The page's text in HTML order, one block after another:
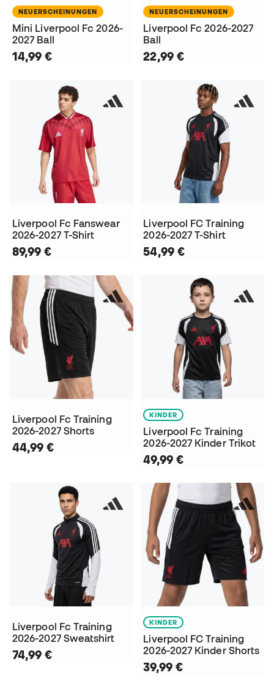
NEUERSCHEINUNGEN
Mini Liverpool Fc 2026-
2027 Ball
14,99 €
NEUERSCHEINUNGEN
Liverpool Fc 2026-2027
Ball
22,99 €
Liverpool Fc Fanswear
2026-2027 T-Shirt
89,99 €
Liverpool FC Training
2026-2027 T-Shirt
54,99 €
Liverpool Fc Training
2026-2027 Shorts
44,99 €
KINDER
Liverpool Fc Training
2026-2027 Kinder Trikot
49,99 €
Liverpool Fc Training
2026-2027 Sweatshirt
74,99 €
KINDER
Liverpool FC Training
2026-2027 Kinder Shorts
39,99 €